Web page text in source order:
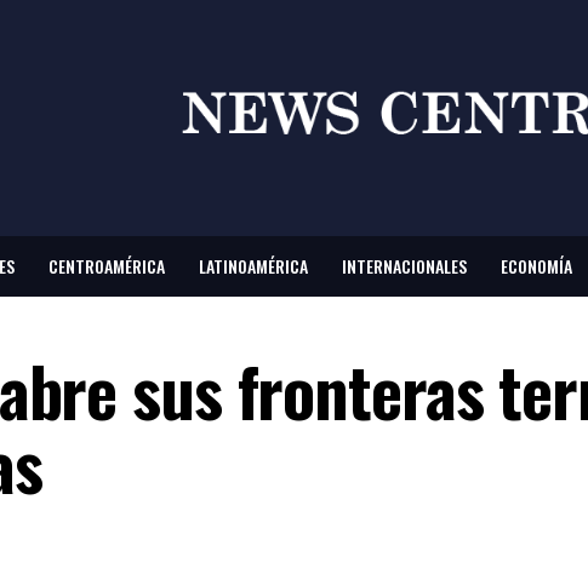
CENTROAMÉRICA LATINOAMÉRICA INTERNACIONALES ECONOMÍA
sus fronteras